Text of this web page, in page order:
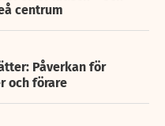
centrum
Påverkan för
och förare